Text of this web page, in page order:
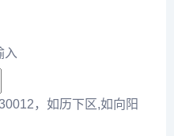
入
，如历下区,如向阳